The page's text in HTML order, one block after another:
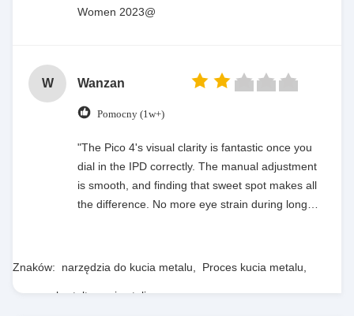
Women 2023@
W Wanzan
Pomocny (1w+)
"The Pico 4's visual clarity is fantastic once you
dial in the IPD correctly. The manual adjustment
is smooth, and finding that sweet spot makes all
the difference. No more eye strain during long
fantastic once you dial in the IPD correctly. The
Znaków: narzędzia do kucia metalu Proces kucia metalu
proces kształtowania stali